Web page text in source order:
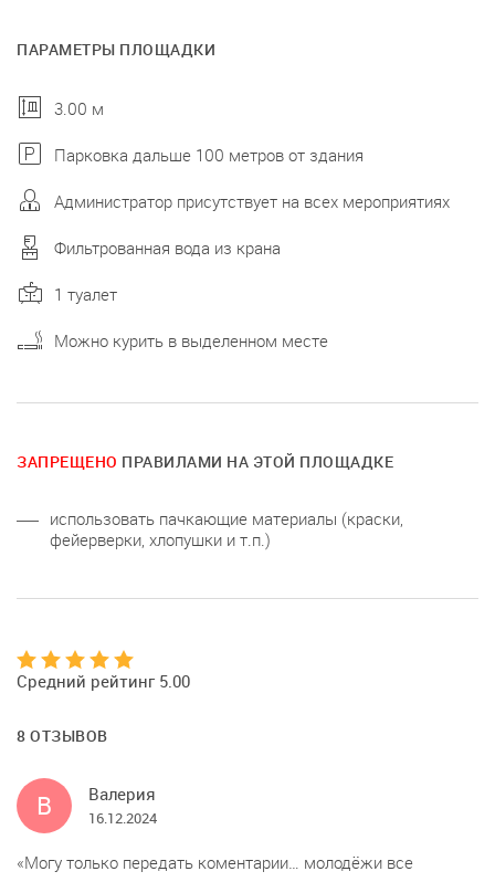
ПАРАМЕТРЫ ПЛОЩАДКИ
3.00 м
Парковка дальше 100 метров от здания
Администратор присутствует на всех мероприятиях
Фильтрованная вода из крана
1 туалет
Можно курить в выделенном месте
ЗАПРЕЩЕНО ПРАВИЛАМИ НА ЭТОЙ ПЛОЩАДКЕ
использовать пачкающие материалы (краски,
фейерверки, хлопушки и т.п.)
Средний рейтинг 5.00
8 ОТЗЫВОВ
В Валерия
16.12.2024
Могу только передать коментарии… молодёжи все